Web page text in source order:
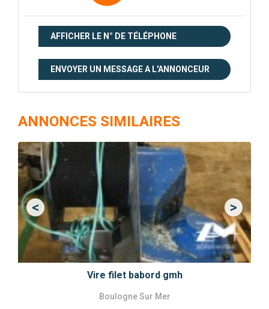
AFFICHER LE N° DE TÉLÉPHONE
ENVOYER UN MESSAGE A L'ANNONCEUR
ANNONCES SIMILAIRES
Vire filet babord gmh
Boulogne Sur Mer
<Previous >Next